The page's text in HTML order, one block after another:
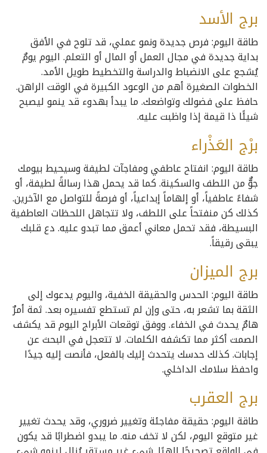
برج الأسد
طاقة اليوم: فرص جديدة ونمو عملي، قد تلوح في الأفق
بداية جديدة في مجال العمل أو المال أو التعلم. اليوم يومٌ
يُشجع على الانضباط والدراسة والتخطيط طويل الأمد.
الخطوات الصغيرة أهم من الوعود الكبيرة في الوقت الراهن.
حافظ على فضولك وتواضعك. ما يبدأ بهدوء قد ينمو ليصبح
شيئًا ذا قيمة إذا واظبت عليه.
برْج العَذْراء
طاقة اليوم: انفتاح عاطفي ومفاجآت لطيفة وسيحيط بيومك
جوٌّ من اللطف والسكينة. كما قد يحمل هذا رسالةً لطيفة، أو
شفاءً عاطفياً، أو إلهاماً إبداعياً، أو فرصةً للتواصل مع الآخرين.
كذلك كن منفتحاً على اللطف، ولا تتجاهل اللحظات العاطفية
البسيطة، فقد تحمل معاني أعمق مما تبدو عليه. دع قلبك
يبقى رقيقاً.
برج الميزان
طاقة اليوم: الحدس والحقيقة الخفية، واليوم يدعوك إلى
الثقة بما تشعر به، حتى وإن لم تستطع تفسيره بعد. ثمة أمرٌ
هامٌ يحدث في الخفاء. ووفق توقعات الأبراج اليوم قد يكشف
الصمت أكثر مما تكشفه الكلمات. لا تتعجل في البحث عن
إجابات. كذلك حدسك يتحدث إليك بالفعل، فأنصت إليه جيدًا
واحفظ سلامك الداخلي.
برج العقرب
طاقة اليوم: حقيقة مفاجئة وتغيير ضروري، وقد يحدث تغيير
غير متوقع اليوم، لكن لا تخف منه. ما يبدو اضطرابًا قد يكون